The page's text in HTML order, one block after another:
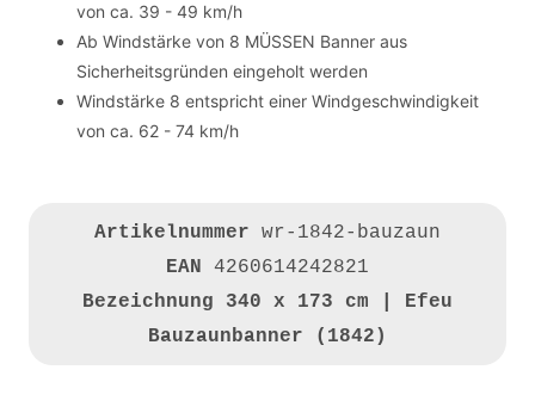
von ca. 39 - 49 km/h
Ab Windstärke von 8 MÜSSEN Banner aus
Sicherheitsgründen eingeholt werden
Windstärke 8 entspricht einer Windgeschwindigkeit
von ca. 62 - 74 km/h
Artikelnummer wr-1842-bauzaun
EAN 4260614242821
Bezeichnung 340 x 173 cm | Efeu
Bauzaunbanner (1842)